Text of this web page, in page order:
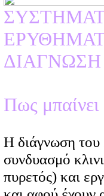
ΔΙΑΓΝΩΣΗ
Πως
Η διάγνωση του
συνδυασμό
πυρετός) και